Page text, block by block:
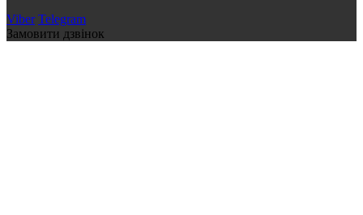
Viber Telegram
Замовити дзвінок